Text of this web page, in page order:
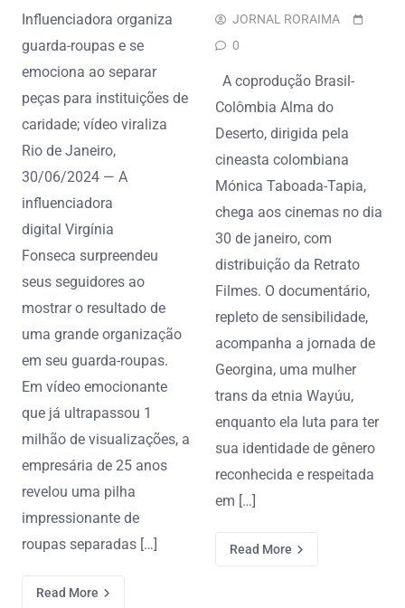
Influenciadora organiza
guarda-roupas e se
emociona ao separar
peças para instituições de
caridade; vídeo viraliza
Rio de Janeiro,
30/06/2024 — A
influenciadora
digital Virgínia
Fonseca surpreendeu
seus seguidores ao
mostrar o resultado de
uma grande organização
em seu guarda-roupas.
Em vídeo emocionante
que já ultrapassou 1
milhão de visualizações, a
empresária de 25 anos
revelou uma pilha
impressionante de
roupas separadas […]
Read More
JORNAL RORAIMA
0
A coprodução Brasil-
Colômbia Alma do
Deserto, dirigida pela
cineasta colombiana
Mónica Taboada-Tapia,
chega aos cinemas no dia
30 de janeiro, com
distribuição da Retrato
Filmes. O documentário,
repleto de sensibilidade,
acompanha a jornada de
Georgina, uma mulher
trans da etnia Wayúu,
enquanto ela luta para ter
sua identidade de gênero
reconhecida e respeitada
em […]
Read More